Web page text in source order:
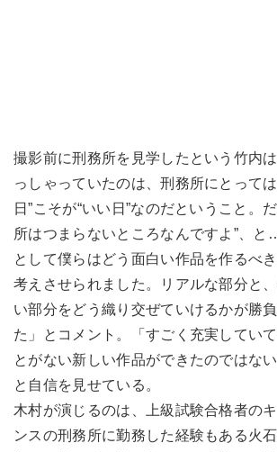
撮影前に刑務所を見学したという竹内
っしゃっていたのは、刑務所にとって
日”こそが“いい日”なのだということ。
所はつまらないところなんですよ”、
として僕らはどう面白い作品を作るべ
考えさせられました。リアルな部分と
い部分をどう織り交ぜていけるかが勝
た」とコメント。「すごく充実してい
とがない新しい作品ができたのではな
と自信を見せている。
木村が演じるのは、上級試験合格者の
ンスの刑務所に勤務した経験もある火